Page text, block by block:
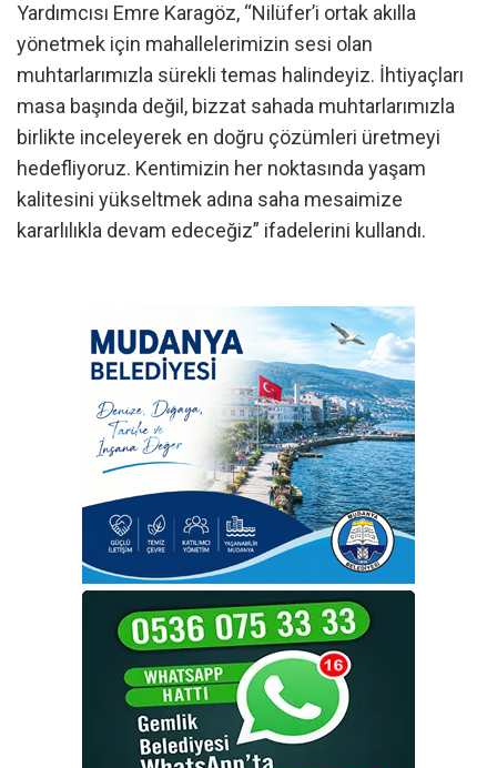
Yardımcısı Emre Karagöz, “Nilüfer’i ortak akılla
yönetmek için mahallelerimizin sesi olan
muhtarlarımızla sürekli temas halindeyiz. İhtiyaçları
masa başında değil, bizzat sahada muhtarlarımızla
birlikte inceleyerek en doğru çözümleri üretmeyi
hedefliyoruz. Kentimizin her noktasında yaşam
kalitesini yükseltmek adına saha mesaimize
kararlılıkla devam edeceğiz” ifadelerini kullandı.